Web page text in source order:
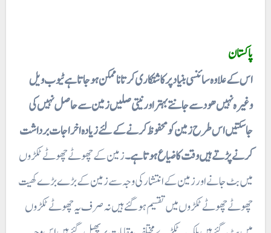
پاکستان
اس کے علاوہ سائنسی بنیاد پر کاشتکاری کرتا ناممکن ہو جاتا ہے ٹیوب ویل
وغیرہ نہیں ھود سے جانتے بہتر اور نیتی صلیں زمین سے حاصل نہیں کی
جاسکتیں اس طرح زمین کو محفوظ کرنے کے لئے زیادہ اخراجات برداشت
کرنے پڑتے ہیں وقت کا ضیاع ہوتا ہے۔زمین کے چھوٹے چھوٹے ٹکڑوں
میں بٹ جانے اور زمین کے انتشار کی وجہ سے زمین کے بڑے بڑے کھیت
چھوٹے چھوٹے ٹکڑوں میں تقسیم ہو گئے ہیں نہ صرف یہ چھوٹے ٹکڑوں